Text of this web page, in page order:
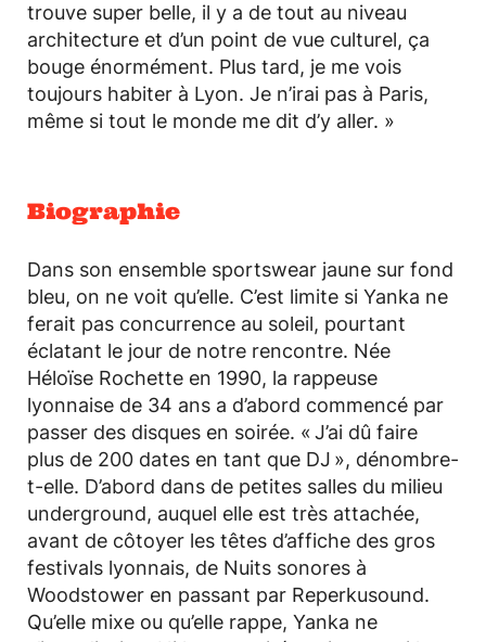
trouve super belle, il y a de tout au niveau
architecture et d’un point de vue culturel, ça
bouge énormément. Plus tard, je me vois
toujours habiter à Lyon. Je n’irai pas à Paris,
même si tout le monde me dit d’y aller. »
Biographie
Dans son ensemble sportswear jaune sur fond
bleu, on ne voit qu’elle. C’est limite si Yanka ne
ferait pas concurrence au soleil, pourtant
éclatant le jour de notre rencontre. Née
Héloïse Rochette en 1990, la rappeuse
lyonnaise de 34 ans a d’abord commencé par
passer des disques en soirée. « J’ai dû faire
plus de 200 dates en tant que DJ », dénombre-
t-elle. D’abord dans de petites salles du milieu
underground, auquel elle est très attachée,
avant de côtoyer les têtes d’affiche des gros
festivals lyonnais, de Nuits sonores à
Woodstower en passant par Reperkusound.
Qu’elle mixe ou qu’elle rappe, Yanka ne